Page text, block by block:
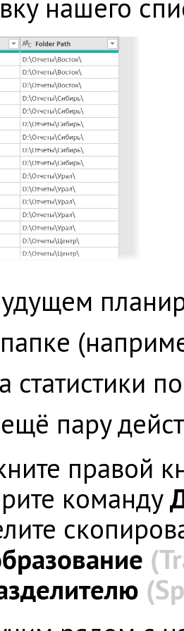
нашего
статистики
пару
правой
команду